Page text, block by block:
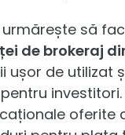
să
de brokeraj
ușor de utilizat
investitori.
oferite